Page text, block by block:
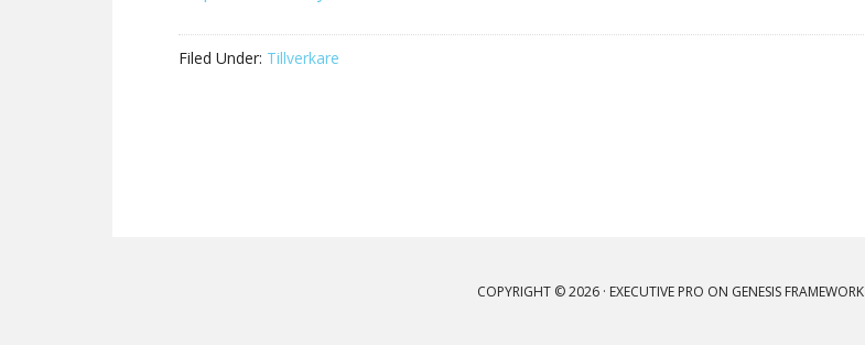
Filed Under: Tillverkare
COPYRIGHT © 2026 · EXECUTIVE PRO ON GENESIS FRAMEWORK